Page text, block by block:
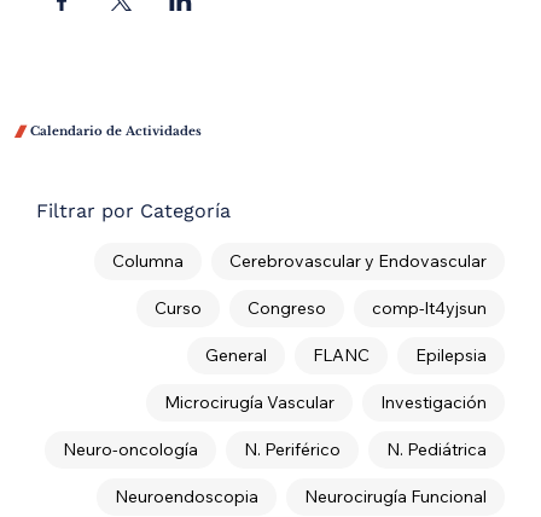
Filtrar por Categoría
Cerebrovascular y Endovascular
Columna
comp-lt4yjsun
Congreso
Curso
Epilepsia
FLANC
General
Investigación
Microcirugía Vascular
N. Pediátrica
N. Periférico
Neuro-oncología
Neurocirugía Funcional
Neuroendoscopia
 Calendario de Actividades